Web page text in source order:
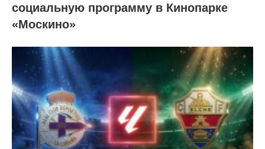
социальную программу в Кинопарке
«Москино»